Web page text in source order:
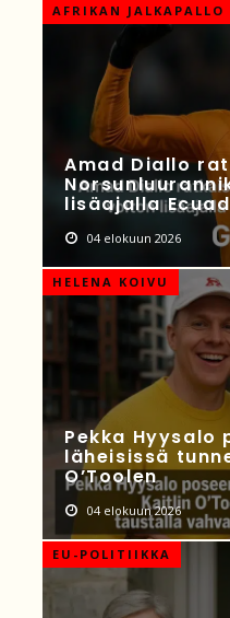
AFRIKAN JALKAPALLO
Amad Diallo
lisäajalla
04 elokuun 2026
HELENA KOIVU
Pekka Hyysalo
läheisissä
O’Toolen
04 elokuun 2026
EU-POLITIIKKA